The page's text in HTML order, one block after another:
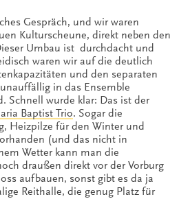
Gespräch, und wir waren
Kulturscheune, direkt neben den
Umbau ist durchdacht und
waren wir auf die deutlich
und den separaten
in das Ensemble
Schnell wurde klar: Das ist der
Baptist Trio. Sogar die
Heizpilze für den Winter und
(und das nicht in
Wetter kann man die
draußen direkt vor der Vorburg
aufbauen, sonst gibt es da ja
Reithalle, die genug Platz für